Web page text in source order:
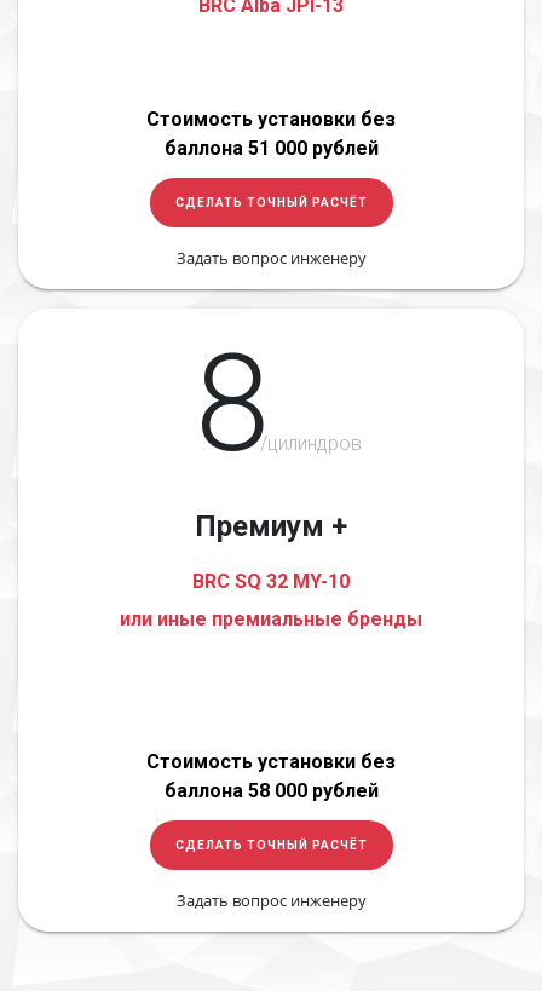
BRC Alba JPI-13
Стоимость установки без
баллона 51 000 рублей
СДЕЛАТЬ ТОЧНЫЙ РАСЧЁТ
Задать вопрос инженеру
8/цилиндров
Премиум +
BRC SQ 32 MY-10
или иные премиальные бренды
Стоимость установки без
баллона 58 000 рублей
СДЕЛАТЬ ТОЧНЫЙ РАСЧЁТ
Задать вопрос инженеру